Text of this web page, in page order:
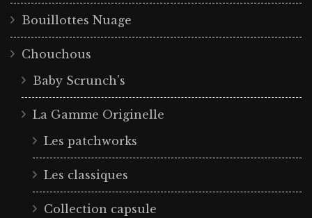
Bouillottes Nuage
Chouchous
Baby Scrunch's
La Gamme Originelle
Les patchworks
Les classiques
Collection capsule